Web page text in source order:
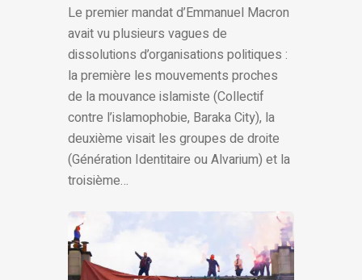
Le premier mandat d’Emmanuel Macron
avait vu plusieurs vagues de
dissolutions d’organisations politiques :
la première les mouvements proches
de la mouvance islamiste (Collectif
contre l’islamophobie, Baraka City), la
deuxième visait les groupes de droite
(Génération Identitaire ou Alvarium) et la
troisième…